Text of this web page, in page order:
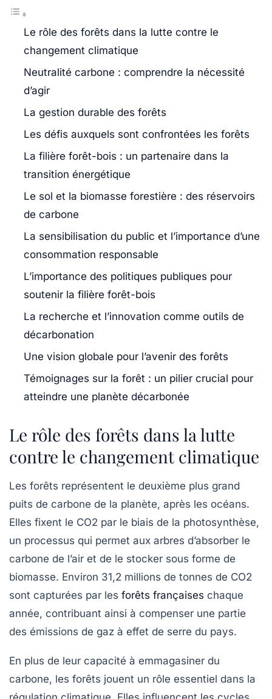
Le rôle des forêts dans la lutte contre le
changement climatique
Neutralité carbone : comprendre la nécessité
d’agir
La gestion durable des forêts
Les défis auxquels sont confrontées les forêts
La filière forêt-bois : un partenaire dans la
transition énergétique
Le sol et la biomasse forestière : des réservoirs
de carbone
La sensibilisation du public et l’importance d’une
consommation responsable
L’importance des politiques publiques pour
soutenir la filière forêt-bois
La recherche et l’innovation comme outils de
décarbonation
Une vision globale pour l’avenir des forêts
Témoignages sur la forêt : un pilier crucial pour
atteindre une planète décarbonée
Le rôle des forêts dans la lutte
contre le changement climatique
Les forêts représentent le deuxième plus grand
puits de carbone de la planète, après les océans.
Elles fixent le CO2 par le biais de la photosynthèse,
un processus qui permet aux arbres d’absorber le
carbone de l’air et de le stocker sous forme de
biomasse. Environ 31,2 millions de tonnes de CO2
sont capturées par les forêts françaises chaque
année, contribuant ainsi à compenser une partie
des émissions de gaz à effet de serre du pays.
En plus de leur capacité à emmagasiner du
carbone, les forêts jouent un rôle essentiel dans la